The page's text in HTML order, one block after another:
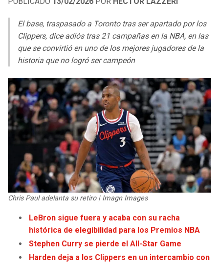
LIGA DE EXPANSIÓN MX
LEAGUES CUP
UEFA EUROPA LEAGUE
UEFA CONFERENCE LEAGUE
MLS
COPA SUDAMERICANA
LIGA BETPLAY
OTRAS LIGAS
El base, traspasado a Toronto tras ser apartado por los
Clippers, dice adiós tras 21 campañas en la NBA, en las
que se convirtió en uno de los mejores jugadores de la
historia que no logró ser campeón
Chris Paul adelanta su retiro | Imagn Images
LeBron sigue fuera y acaba con su racha
histórica de elegibilidad para los Premios NBA
Stephen Curry se pierde el All-Star Game
Harden deja a los Clippers en un intercambio con